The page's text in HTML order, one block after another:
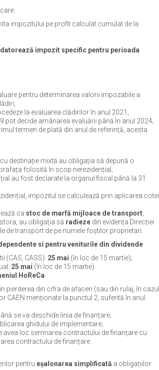
impozitului pe profit calculat cumulat de la
datorează impozit specific pentru perioada
pentru determinarea valorii impozabile a
la evaluarea clădirilor în anul 2021;
pot decide amânarea evaluării până în anul 2024;
termen de plată din anul de referință, acesta
destinație mixtă au obligația să depună o
folosită în scop nerezidențial;
au fost declarate la organul fiscal până la 31
impozitul se calculează prin aplicarea cotei
ca stoc de marfă mijloace de transport,
au obligația să radieze din evidența Direcției
de transport de pe numele foștilor proprietari.
si pentru veniturile din dividende
(CAS, CASS): 25 mai (în loc de 15 martie);
25 mai (în loc de 15 martie).
HoReCa
pierderea din cifra de afaceri (sau din rulaj, în cazul
menționate la punctul 2, suferită în anul
se va deschide linia de finanțare;
ghidului de implementare;
avea loc semnarea contractului de finanțare cu
contractului de finanțare.
pentru eșalonarea simplificată a obligațiilor